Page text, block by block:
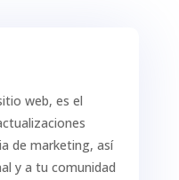
web, es el
de marketing, así
y a tu comunidad